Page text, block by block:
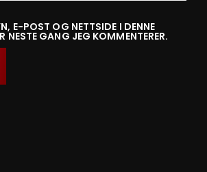
E-POST OG NETTSIDE I DENNE
NESTE GANG JEG KOMMENTERER.